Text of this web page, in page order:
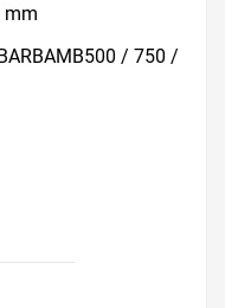
mm
/ 750 /